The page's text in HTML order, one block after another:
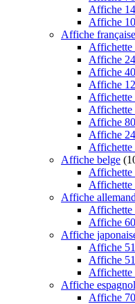
Affiche
Affiche
Affiche française
Affiche
Affiche
Affiche
Affiche
Affiche
Affiche belge
Affiche
Affichette
Affiche
Affiche
Affiche
Affiche
Affiche
Affiche